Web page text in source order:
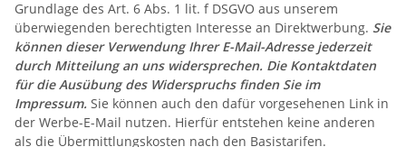
Grundlage des Art. 6 Abs. 1 lit. f DSGVO aus unserem
überwiegenden berechtigten Interesse an Direktwerbung. Sie
können dieser Verwendung Ihrer E-Mail-Adresse jederzeit
durch Mitteilung an uns widersprechen. Die Kontaktdaten
für die Ausübung des Widerspruchs finden Sie im
Impressum. Sie können auch den dafür vorgesehenen Link in
der Werbe-E-Mail nutzen. Hierfür entstehen keine anderen
als die Übermittlungskosten nach den Basistarifen.